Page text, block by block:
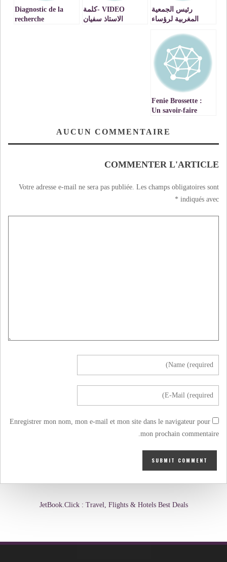
رئيس الجمعية
المغربية لرؤساء
والأقاليم ورئيس
مجلس عمالة الرباط
يشارك في أشغال
الدورة ال 43 لمؤتمر
السلطات المحلية
والجهوية التابع
لمجلس أوروبا
VIDEO -كلمة
الاستاذ سفيان
Diagnostic de la
recherche
Fenie Brossette :
Un savoir-faire
pointe
AUCUN COMMENTAIRE
COMMENTER L'ARTICLE
Votre adresse e-mail ne sera pas publiée. Les champs obligatoires sont
indiqués avec
*
Enregistrer mon nom, mon e-mail et mon site dans le navigateur pour
mon prochain commentaire.
JetBook.Click : Travel, Flights & Hotels Best Deals